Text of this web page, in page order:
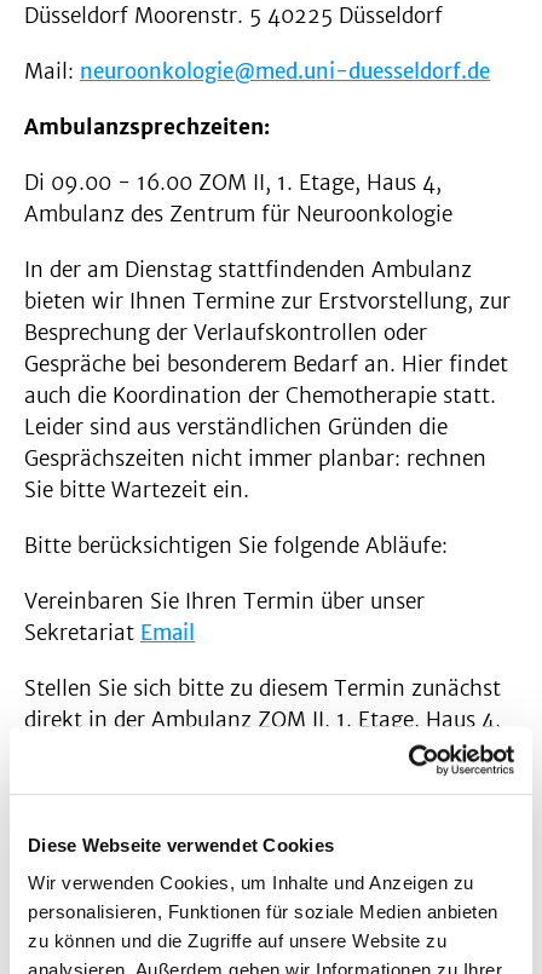
Diese Webseite verwendet Cookies
Wir verwenden Cookies, um Inhalte und Anzeigen zu
personalisieren, Funktionen für soziale Medien anbieten
zu können und die Zugriffe auf unsere Website zu
Düsseldorf Moorenstr. 5 40225 Düsseldorf
Mail: neuroonkologie@med.uni-duesseldorf.de
Ambulanzsprechzeiten:
Di 09.00 - 16.00 ZOM II, 1. Etage, Haus 4,
Ambulanz des Zentrum für Neuroonkologie
In der am Dienstag stattfindenden Ambulanz
bieten wir Ihnen Termine zur Erstvorstellung, zur
Besprechung der Verlaufskontrollen oder
Gespräche bei besonderem Bedarf an. Hier findet
auch die Koordination der Chemotherapie statt.
Leider sind aus verständlichen Gründen die
Gesprächszeiten nicht immer planbar: rechnen
Sie bitte Wartezeit ein.
Bitte berücksichtigen Sie folgende Abläufe:
Vereinbaren Sie Ihren Termin über unser
Sekretariat Email
Stellen Sie sich bitte zu diesem Termin zunächst
direkt in der Ambulanz ZOM II, 1. Etage, Haus 4,
Sekretariat Zentrum für Neuroonkologie vor.
geben Sie dies bitte an. Bitte geben Sie dann auch
notwendige Unterlagen (Bildgebung, auswärtige
Arztbriefe ) ab.
Bei dringlichen Fällen werden diese Patienten